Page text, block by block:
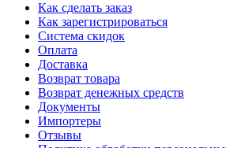
Как сделать заказ
Как зарегистрироваться
Система скидок
Оплата
Доставка
Возврат товара
Возврат денежных средств
Документы
Импортеры
Отзывы